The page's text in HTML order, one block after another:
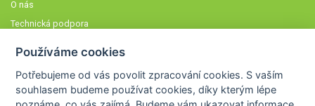
O nás
Technická podpora
Členové STOBklubu
Zásady nakládání s osobními údaji
Používáme cookies
Potřebujeme od vás povolit zpracování cookies. S vaším
souhlasem budeme používat cookies, díky kterým lépe